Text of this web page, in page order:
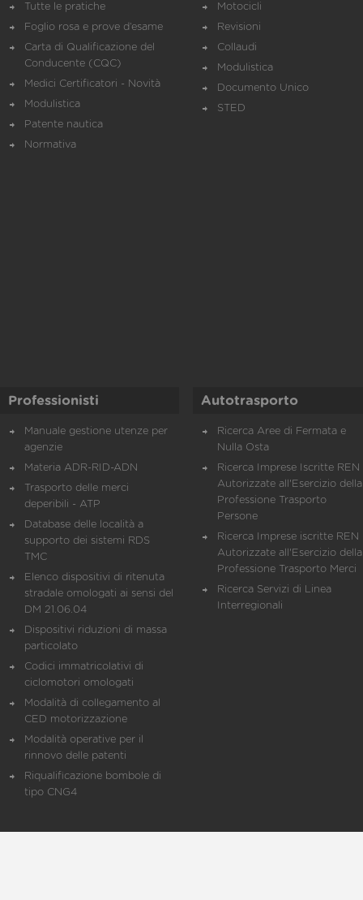
Tutte le pratiche
Foglio rosa e prove d’esame
Carta di Qualificazione del
Conducente (CQC)
Medici Certificatori - Novità
Modulistica
Patente nautica
Normativa
Motocicli
Revisioni
Collaudi
Modulistica
Documento Unico
STED
Professionisti
Manuale gestione utenze per
agenzie
Materia ADR-RID-ADN
Trasporto delle merci
deperibili - ATP
Database delle località a
supporto dei sistemi RDS
TMC
Elenco dispositivi di ritenuta
stradale omologati ai sensi del
DM 21.06.04
Dispositivi riduzioni di massa
particolato
Codici immatricolativi di
ciclomotori omologati
Modalità di collegamento al
CED motorizzazione
Modalità operative per il
rinnovo delle patenti
Riqualificazione bombole di
tipo CNG4
Autotrasporto
Ricerca Aree di Fermata e
Nulla Osta
Ricerca Imprese Iscritte REN
Autorizzate all'Esercizio della
Professione Trasporto
Persone
Ricerca Imprese iscritte REN
Autorizzate all'Esercizio della
Professione Trasporto Merci
Ricerca Servizi di Linea
Interregionali